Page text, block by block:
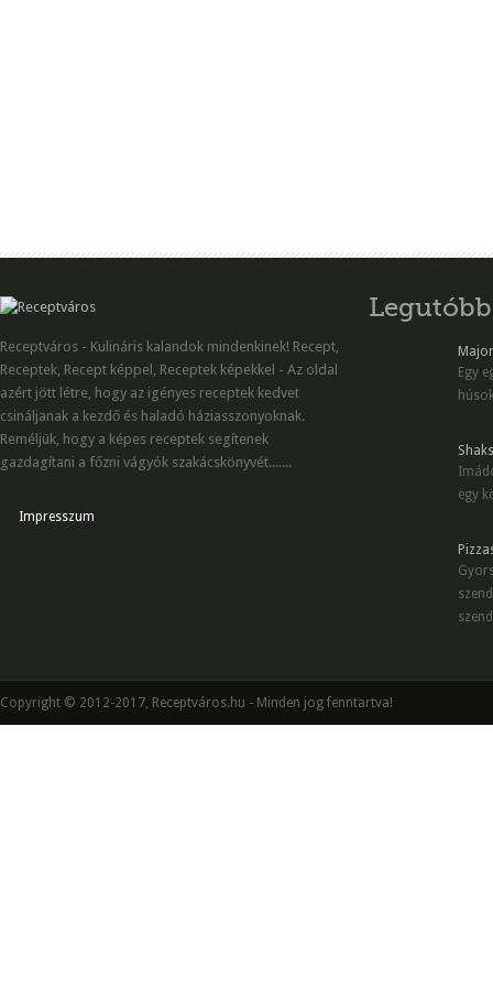
Receptváros - Kulináris kalandok mindenkinek! Recept,
Receptek, Recept képpel, Receptek képekkel - Az oldal
azért jött létre, hogy az igényes receptek kedvet
csináljanak a kezdő és haladó háziasszonyoknak.
Reméljük, hogy a képes receptek segítenek
gazdagítani a főzni vágyók szakácskönyvét.......
Impresszum
Egy
egy
Copyright © 2012-2017, Receptváros.hu - Minden jog fenntartva!